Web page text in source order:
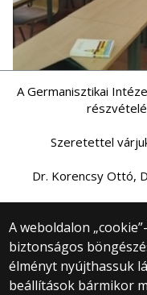
A Germanisztikai
Szeretettel
Dr. Korencsy Ottó,
A weboldalon
biztonságos
élményt nyújthassuk
beállítások bármikor
© 2025 Eötvös
1053